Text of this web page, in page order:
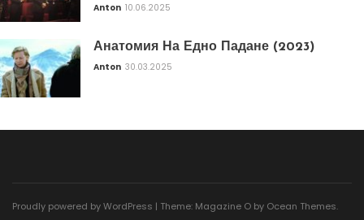
Anton 10.06.2025
Анатомия На Едно Падане (2023)
Anton 30.03.2025
Proudly powered by WordPress | Theme: Magazine O by Ocean Themes.